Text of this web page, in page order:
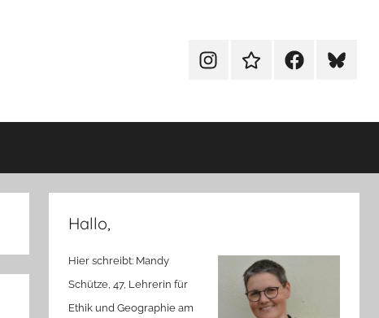
MenüeintragMenüeintragMenüeintrag
Hallo,
Hier schreibt: Mandy
Schütze, 47, Lehrerin für
Ethik und Geographie am